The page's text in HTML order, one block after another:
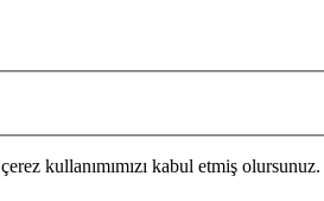
kullanımımızı kabul etmiş olursunuz.